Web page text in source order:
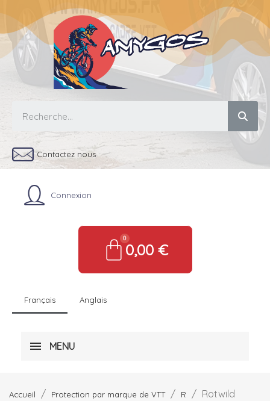
Contactez nous
Connexion
0,00 €
Français Anglais
MENU
Accueil Protection par marque de VTT R Rotwild